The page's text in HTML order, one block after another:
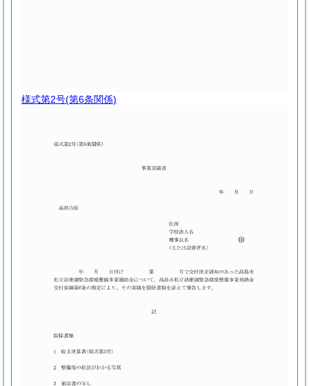
様式第2号(第6条関係)